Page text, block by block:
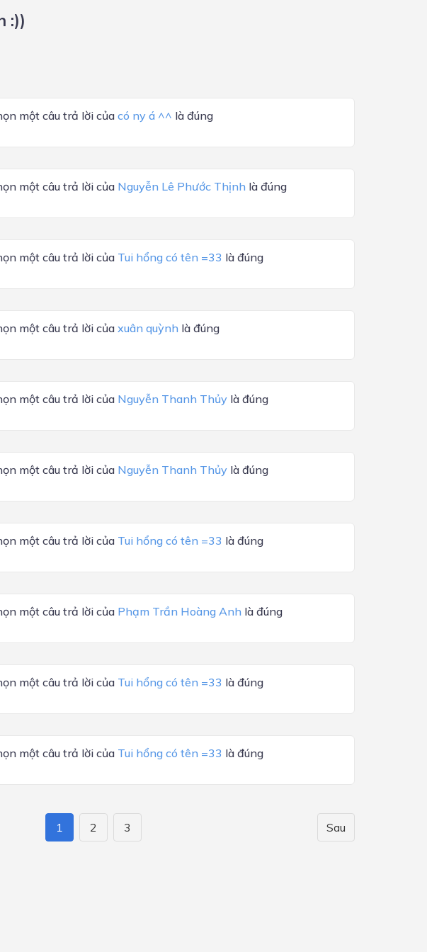
:))
một câu trả lời củacó ny á ^^ là đúng
một câu trả lời của Nguyễn Lê Phước Thịnh là đúng
một câu trả lời của Tui hổng có tên =33 là đúng
một câu trả lời củaxuân quỳnh là đúng
một câu trả lời của Nguyễn Thanh Thủy là đúng
một câu trả lời của Nguyễn Thanh Thủy là đúng
một câu trả lời của Tui hổng có tên =33 là đúng
một câu trả lời của Phạm Trần Hoàng Anh là đúng
một câu trả lời của Tui hổng có tên =33 là đúng
một câu trả lời của Tui hổng có tên =33 là đúng
Sau
1 2 3